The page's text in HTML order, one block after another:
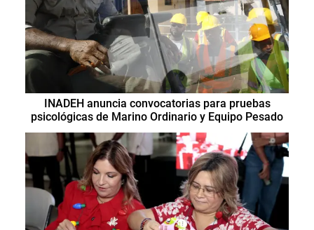
INADEH anuncia convocatorias para pruebas
psicológicas de Marino Ordinario y Equipo Pesado